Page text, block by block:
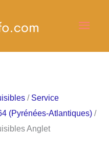
/ Service
(Pyrénées-Atlantiques) /
Anglet